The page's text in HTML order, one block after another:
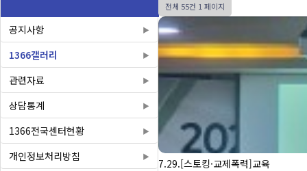
공지사항
1366갤러리
관련자료
상담통계
1366전국센터현황
개인정보처리방침
전체 55건 1 페이지
7.29.[스토킹·교제폭력]교육